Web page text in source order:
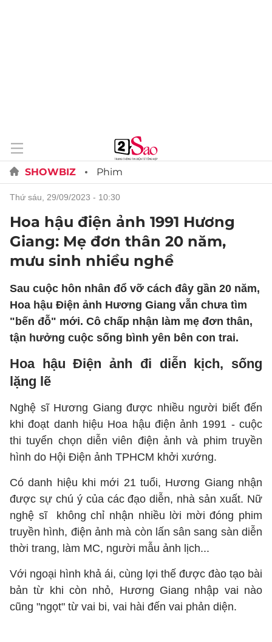
SHOWBIZ Phim
thứ sáu, 29/09/2023 - 10:30
Hoa hậu điện ảnh 1991 Hương
Giang: Mẹ đơn thân 20 năm,
mưu sinh nhiều nghề
Sau cuộc hôn nhân đổ vỡ cách đây gần 20 năm,
Hoa hậu Điện ảnh Hương Giang vẫn chưa tìm
"bến đỗ" mới. Cô chấp nhận làm mẹ đơn thân,
tận hưởng cuộc sống bình yên bên con trai.
Hoa hậu Điện ảnh đi diễn kịch, sống
lặng lẽ
Nghệ sĩ Hương Giang được nhiều người biết đến
khi đoạt danh hiệu Hoa hậu điện ảnh 1991 - cuộc
thi tuyển chọn diễn viên điện ảnh và phim truyền
hình do Hội Điện ảnh TPHCM khởi xướng.
Có danh hiệu khi mới 21 tuổi, Hương Giang nhận
được sự chú ý của các đạo diễn, nhà sản xuất. Nữ
nghệ sĩ không chỉ nhận nhiều lời mời đóng phim
truyền hình, điện ảnh mà còn lấn sân sang sàn diễn
thời trang, làm MC, người mẫu ảnh lịch...
Với ngoại hình khả ái, cùng lợi thế được đào tạo bài
bản từ khi còn nhỏ, Hương Giang nhập vai nào
cũng "ngọt" từ vai bi, vai hài đến vai phản diện.